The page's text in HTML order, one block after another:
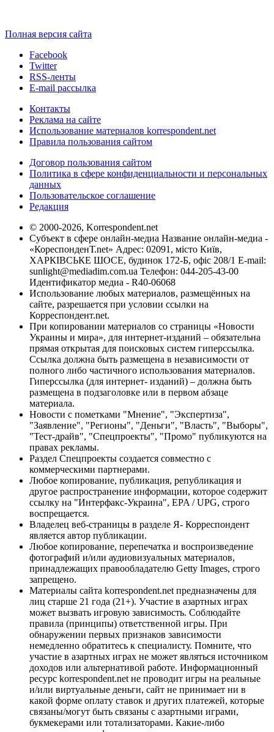
Полная версия сайта
Facebook
Twitter
RSS-ленты
E-mail рассылка
Контакты
Реклама на сайте
Использование материалов korrespondent.net
Правила пользования сайтом
Договор пользования сайтом
Политика в сфере конфиденциальности и персональных
данных
Пользовательское соглашение
Редакция
© 2000-2026, Korrespondent.net
Субъект в сфере онлайн-медиа Название онлайн-медиа -
«КореспонденТ.net» Адрес: 02091, місто Київ,
ХАРКІВСЬКЕ ШОСЕ, будинок 172-Б, офіс 208/1 E-mail:
sunlight@mediadim.com.ua Телефон: 044-205-43-00
Идентификатор медиа - R40-06068
Использование любых материалов, размещённых на
сайте, разрешается при условии ссылки на
Корреспондент.net.
При копировании материалов со страницы «Новости
Украины и мира», для интернет-изданий – обязательна
прямая открытая для поисковых систем гиперссылка.
Ссылка должна быть размещена в независимости от
полного либо частичного использования материалов.
Гиперссылка (для интернет- изданий) – должна быть
размещена в подзаголовке или в первом абзаце
материала.
Новости с пометками "Мнение", "Экспертиза",
"Заявление", "Регионы", "Деньги", "Власть", "Выборы",
"Тест-драйв", "Спецпроекты", "Промо" публикуются на
правах рекламы.
Раздел Спецпроекты создается совместно с
коммерческими партнерами.
Любое копирование, публикация, републикация и
другое распространение информации, которое содержит
ссылку на "Интерфакс-Украина", EPA / UPG, строго
воспрещается.
Владелец веб-страницы в разделе Я- Корреспондент
является автор публикации.
Любое копирование, перепечатка и воспроизведение
фотографий и/или аудиовизуальных материалов,
принадлежащих правообладателю Getty Images, строго
запрещено.
Материалы сайта korrespondent.net предназначены для
лиц старше 21 года (21+). Участие в азартных играх
может вызвать игровую зависимость. Соблюдайте
правила (принципы) ответственной игры. При
обнаружении первых признаков зависимости
немедленно обратитесь к специалисту. Помните, что
участие в азартных играх не может являться источником
доходов или альтернативой работе. Информационный
ресурс korrespondent.net не проводит игры на реальные
и/или виртуальные деньги, сайт не принимает ни в
какой форме оплату ставок и других платежей, которые
связаны/могут быть связаны с азартными играми,
букмекерами или тотализаторами. Какие-либо